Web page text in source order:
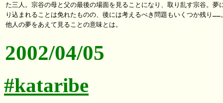
た三人。宗谷の母と父の最後の場面を見ることになり、取り乱す宗谷。夢
り込まれることは免れたものの、後には考えるべき問題もいくつか残り……
2002/04/05
#kataribe